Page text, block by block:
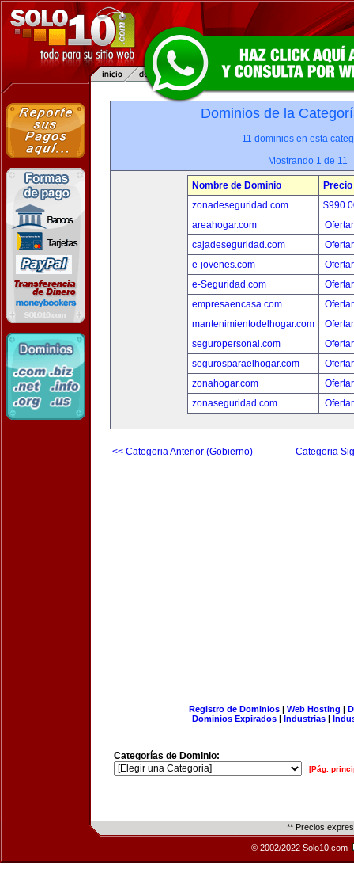
Dominios de la
11 dominios en esta
Mostrando 1 de 11
Nombre de Dominio
Precio
zonadeseguridad.com
areahogar.com
cajadeseguridad.com
e-jovenes.com
e-Seguridad.com
empresaencasa.com
mantenimientodelhogar.com
seguropersonal.com
segurosparaelhogar.com
zonahogar.com
zonaseguridad.com
<< Categoria Anterior (Gobierno) Categoria
Registro de Dominios| Web Hosting |
Dominios Expirados | Industrias |
Categorías de Dominio:
[Pág.
** Precios
© 2002/2022 Solo10.com